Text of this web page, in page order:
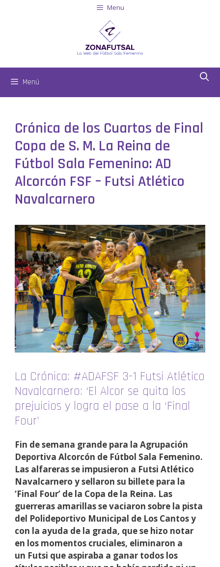
Menu
Menú
Crónica de los Cuartos de Final
Copa de S. M. La Reina de
Fútbol Sala Femenino: AD
Alcorcón FSF – Futsi Atlético
Navalcarnero
La Crónica: #ADAFSF 3-1 Futsi Atlético
Navalcarnero: ‘El Alcor se quita los
prejuicios y logra el pase a la ‘Final
Four’
Fin de semana grande para la Agrupación
Deportiva Alcorcón de Fútbol Sala Femenino.
Las alfareras se impusieron a Futsi Atlético
Navalcarnero y sellaron su billete para la
‘Final Four’ de la Copa de la Reina. Las
guerreras amarillas se vaciaron sobre la pista
del Polideportivo Municipal de Los Cantos y
con la ayuda de la grada, que se hizo notar
en los momentos cruciales, eliminaron a
un Futsi que aspiraba a ganar todos los